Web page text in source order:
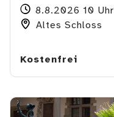
8.8.2026 10 Uhr
Altes Schloss
Kostenfrei